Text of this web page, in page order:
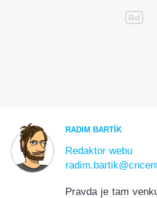
RADIM BARTÍK
Redaktor webu
Pravda je tam